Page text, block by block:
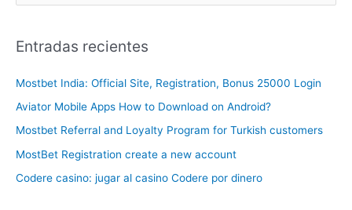
Entradas recientes
Mostbet India: Official Site, Registration, Bonus 25000 Login
Aviator Mobile Apps How to Download on Android?
Mostbet Referral and Loyalty Program for Turkish customers
MostBet Registration create a new account
Codere casino: jugar al casino Codere por dinero